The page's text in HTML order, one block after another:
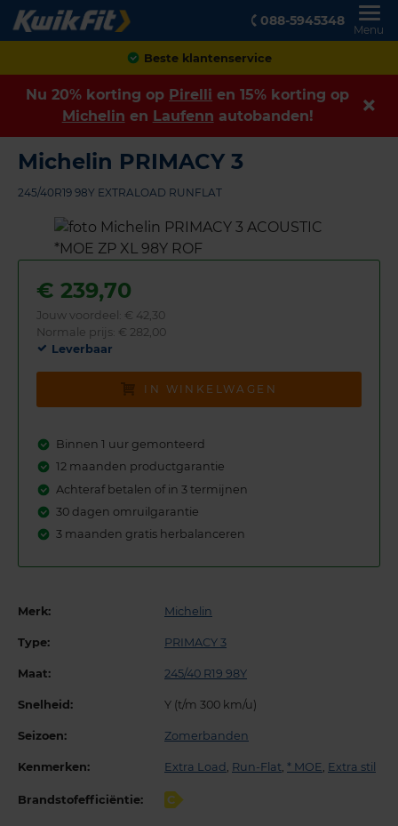
088-5945348
Menu
Achteraf betalen
Nu 20% korting op Pirelli en 15% korting op
Michelin en Laufenn autobanden!
Michelin PRIMACY 3
245/40R19 98Y EXTRALOAD RUNFLAT
€ 239,70
Jouw voordeel: € 42,30
Normale prijs: € 282,00
Leverbaar
IN WINKELWAGEN
Binnen 1 uur gemonteerd
12 maanden productgarantie
Achteraf betalen of in 3 termijnen
30 dagen omruilgarantie
3 maanden gratis herbalanceren
Merk: Michelin
Type: PRIMACY 3
Maat: 245/40 R19 98Y
Snelheid: Y (t/m 300 km/u)
Seizoen: Zomerbanden
Kenmerken: Extra Load Run-Flat * MOE Extra stil
Brandstofefficiëntie: C